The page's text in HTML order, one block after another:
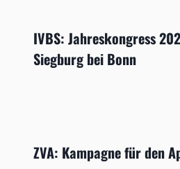
IVBS: Jahreskongress
Siegburg bei Bonn
ZVA: Kampagne für den